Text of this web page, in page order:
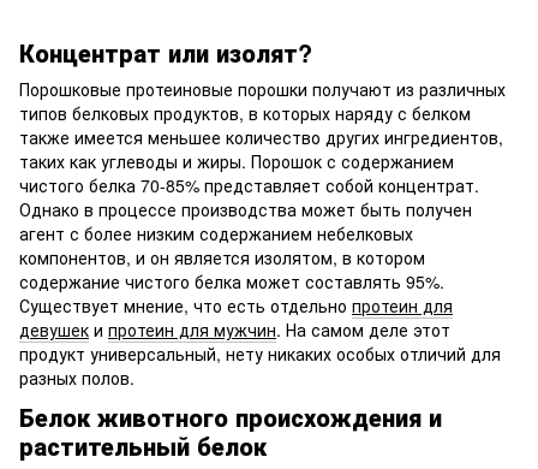
Концентрат или изолят?
Порошковые протеиновые порошки получают из различных
типов белковых продуктов, в которых наряду с белком
также имеется меньшее количество других ингредиентов,
таких как углеводы и жиры. Порошок с содержанием
чистого белка 70-85% представляет собой концентрат.
Однако в процессе производства может быть получен
агент с более низким содержанием небелковых
компонентов, и он является изолятом, в котором
содержание чистого белка может составлять 95%.
Существует мнение, что есть отдельно протеин для
девушек и протеин для мужчин. На самом деле этот
продукт универсальный, нету никаких особых отличий для
разных полов.
Белок животного происхождения и
растительный белок